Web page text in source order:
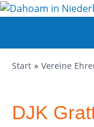
Start Vereine
DJK